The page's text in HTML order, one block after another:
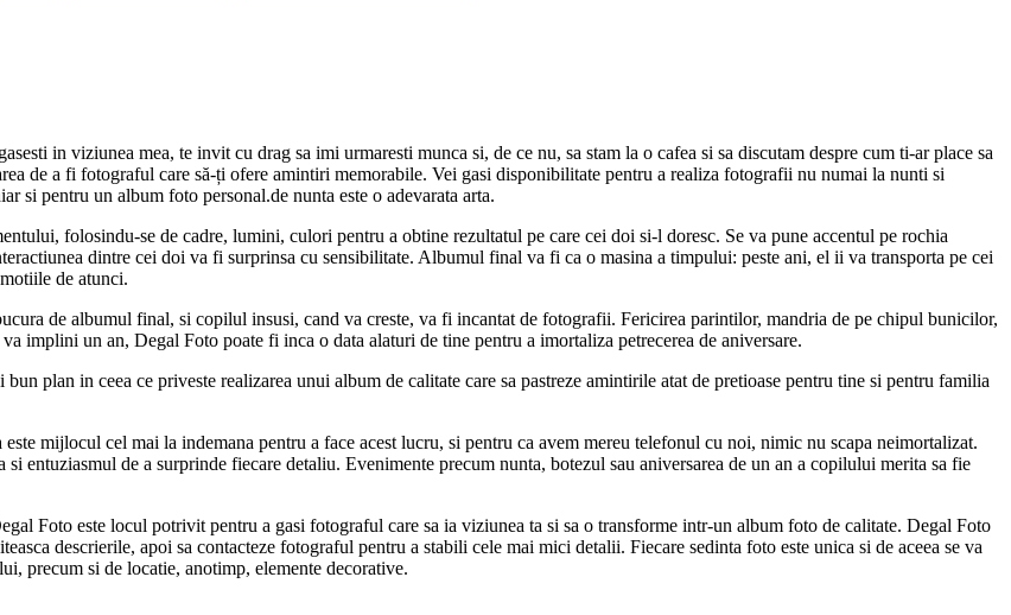
in viziunea mea, te invit cu drag sa imi urmaresti munca si, de ce nu, sa stam la o cafea si sa discutam despre cum ti-ar place sa
de a fi fotograful care să-ți ofere amintiri memorabile. Vei gasi disponibilitate pentru a realiza fotografii nu numai la nunti si
si pentru un album foto personal.de nunta este o adevarata arta.
folosindu-se de cadre, lumini, culori pentru a obtine rezultatul pe care cei doi si-l doresc. Se va pune accentul pe rochia
dintre cei doi va fi surprinsa cu sensibilitate. Albumul final va fi ca o masina a timpului: peste ani, el ii va transporta pe cei
de atunci.
de albumul final, si copilul insusi, cand va creste, va fi incantat de fotografii. Fericirea parintilor, mandria de pe chipul bunicilor,
implini un an, Degal Foto poate fi inca o data alaturi de tine pentru a imortaliza petrecerea de aniversare.
plan in ceea ce priveste realizarea unui album de calitate care sa pastreze amintirile atat de pretioase pentru tine si pentru familia
mijlocul cel mai la indemana pentru a face acest lucru, si pentru ca avem mereu telefonul cu noi, nimic nu scapa neimortalizat.
entuziasmul de a surprinde fiecare detaliu. Evenimente precum nunta, botezul sau aniversarea de un an a copilului merita sa fie
Foto este locul potrivit pentru a gasi fotograful care sa ia viziunea ta si sa o transforme intr-un album foto de calitate. Degal Foto
descrierile, apoi sa contacteze fotograful pentru a stabili cele mai mici detalii. Fiecare sedinta foto este unica si de aceea se va
precum si de locatie, anotimp, elemente decorative.